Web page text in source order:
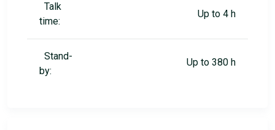
Talk
time:
Up to 4 h
Stand-
by:
Up to 380 h